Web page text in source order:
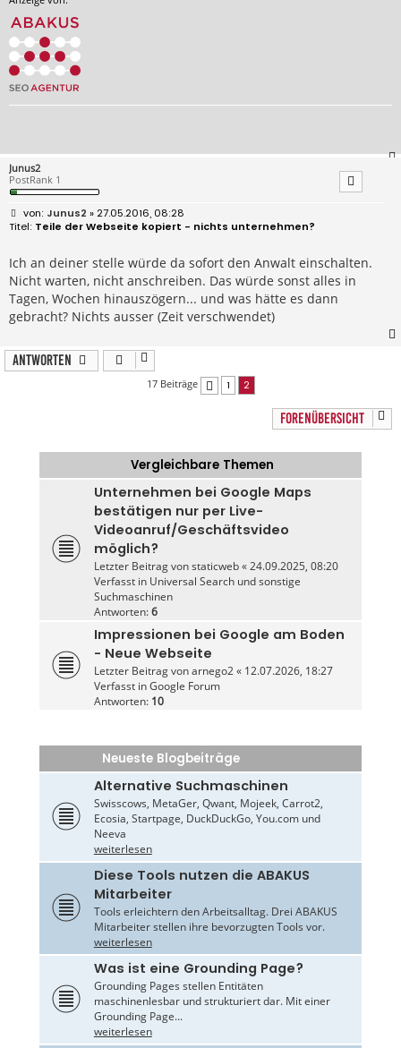
Junus2
PostRank 1
B
e
r
a
g
Junus2 » 27.05.2016, 08:28
Teile der Webseite kopiert - nichts unternehmen?
Ich an deiner stelle würde da sofort den Anwalt einschalten.
Nicht warten, nicht anschreiben. Das würde sonst alles in
Tagen, Wochen hinauszögern... und was hätte es dann
gebracht? Nichts ausser (Zeit verschwendet)
Antworten
17 Beiträge Vorherige
1 2
FORENÜBERSICHT
Vergleichbare Themen
Unternehmen bei Google Maps
bestätigen nur per Live-
Videoanruf/Geschäftsvideo
möglich?
Letzter Beitrag vonstaticweb«24.09.2025, 08:20
Verfasst in Universal Search und sonstige
Suchmaschinen
Antworten:6
Impressionen bei Google am Boden
- Neue Webseite
Letzter Beitrag vonarnego2« 12.07.2026, 18:27
Verfasst inGoogle Forum
Antworten: 10
Neueste Blogbeiträge
Alternative Suchmaschinen
Swisscows, MetaGer, Qwant, Mojeek, Carrot2,
Ecosia, Startpage, DuckDuckGo, You.com und
Neeva
weiterlesen
Diese Tools nutzen die ABAKUS
Mitarbeiter
Tools erleichtern den Arbeitsalltag. Drei ABAKUS
Mitarbeiter stellen ihre bevorzugten Tools vor.
weiterlesen
Was ist eine Grounding Page?
Grounding Pages stellen Entitäten
maschinenlesbar und strukturiert dar. Mit einer
Grounding Page...
weiterlesen